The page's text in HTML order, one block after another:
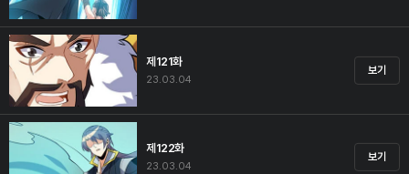
제121화
23.03.04
보기
제122화
23.03.04
보기